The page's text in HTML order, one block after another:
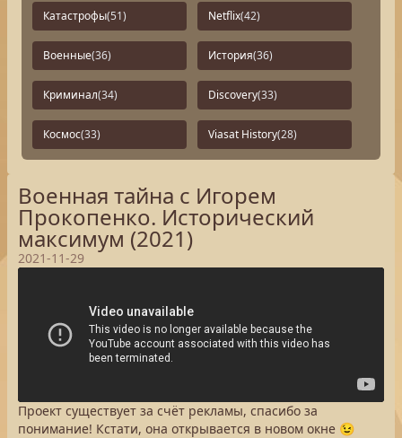
Катастрофы(51) Netflix(42)
Военные(36) История(36)
Криминал(34) Discovery(33)
Космос(33) Viasat History(28)
Военная тайна с Игорем
Прокопенко. Исторический
максимум (2021)
2021-11-29
Проект существует за счёт рекламы, спасибо за
понимание! Кстати, она открывается в новом окне 😉